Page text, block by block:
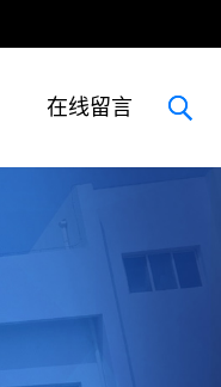
在线留言